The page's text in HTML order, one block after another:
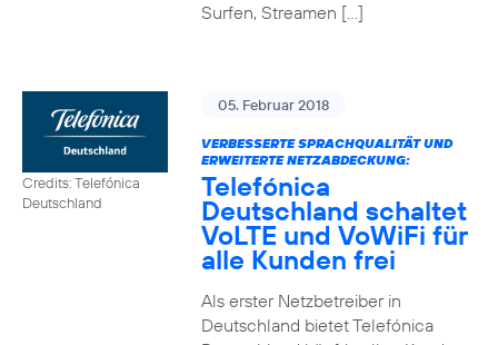
Surfen, Streamen […]
Credits: Telefónica
Deutschland
05. Februar 2018
VERBESSERTE SPRACHQUALITÄT UND
ERWEITERTE NETZABDECKUNG:
Telefónica
Deutschland schaltet
VoLTE und VoWiFi für
alle Kunden frei
Als erster Netzbetreiber in
Deutschland bietet Telefónica